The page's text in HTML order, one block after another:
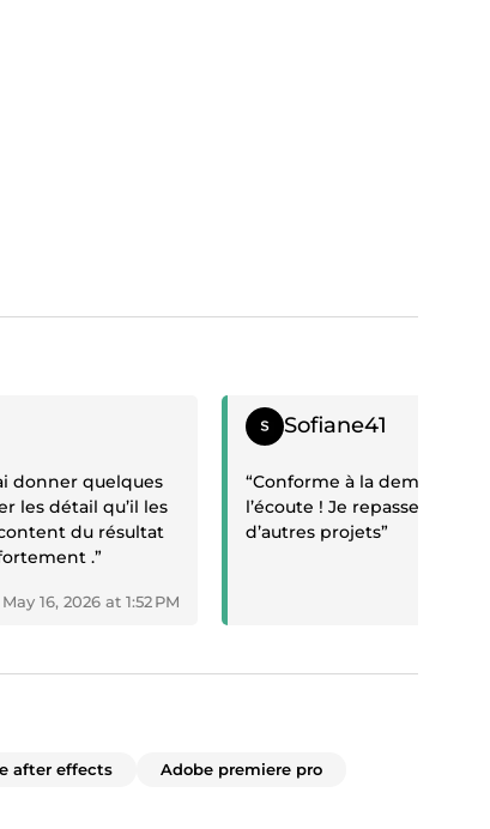
donner quelques
les détail qu’il les
content du résultat
.”
May 16, 2026 at 1:52 PM
Positive review
Sofiane41
“Conforme à la demande,
l’écoute ! Je repasserai par
d’autres projets”
after effects
Adobe premiere pro